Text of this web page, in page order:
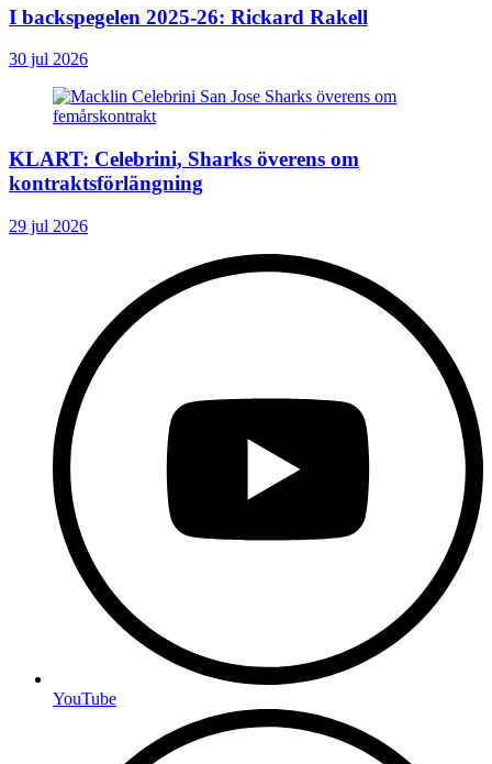
I backspegelen 2025-26: Rickard Rakell
30 jul 2026
KLART: Celebrini, Sharks överens om
kontraktsförlängning
29 jul 2026
YouTube